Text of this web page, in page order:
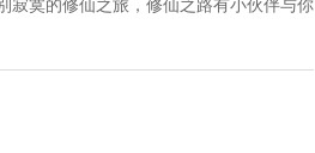
寂寞的修仙之旅，修仙之路有小伙伴与你